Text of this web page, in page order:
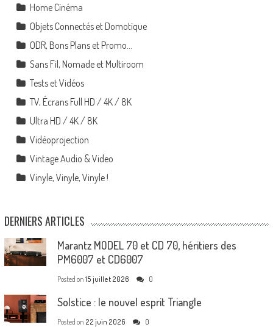
Home Cinéma
Objets Connectés et Domotique
ODR, Bons Plans et Promo…
Sans Fil, Nomade et Multiroom
Tests et Vidéos
TV, Écrans Full HD / 4K / 8K
Ultra HD / 4K / 8K
Vidéoprojection
Vintage Audio & Video
Vinyle, Vinyle, Vinyle !
DERNIERS ARTICLES
Marantz MODEL 70 et CD 70, héritiers des
PM6007 et CD6007
Posted on 15 juillet 2026 0
Solstice : le nouvel esprit Triangle
Posted on 22 juin 2026 0